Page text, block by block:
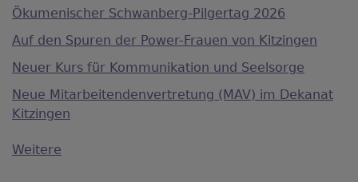
Ökumenischer Schwanberg-Pilgertag 2026
Auf den Spuren der Power-Frauen von Kitzingen
Neuer Kurs für Kommunikation und Seelsorge
Neue Mitarbeitendenvertretung (MAV) im Dekanat
Kitzingen
Weitere